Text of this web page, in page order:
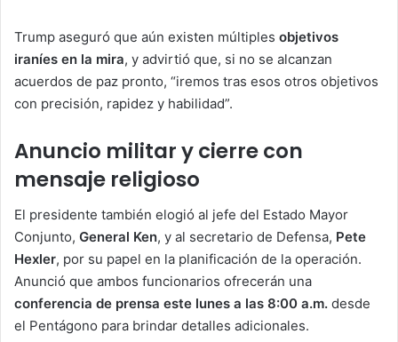
Trump aseguró que aún existen múltiples objetivos
iraníes en la mira, y advirtió que, si no se alcanzan
acuerdos de paz pronto, “iremos tras esos otros objetivos
con precisión, rapidez y habilidad”.
Anuncio militar y cierre con
mensaje religioso
El presidente también elogió al jefe del Estado Mayor
Conjunto, General Ken, y al secretario de Defensa, Pete
Hexler, por su papel en la planificación de la operación.
Anunció que ambos funcionarios ofrecerán una
conferencia de prensa este lunes a las 8:00 a.m. desde
el Pentágono para brindar detalles adicionales.